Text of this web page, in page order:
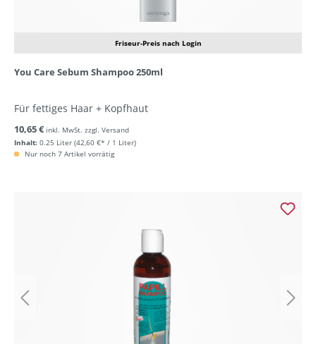
Friseur-Preis nach Login
You Care Sebum Shampoo 250ml
Für fettiges Haar + Kopfhaut
Inhalt: 0.25 Liter (42,60 €* / 1 Liter)
10,65 € inkl. MwSt. zzgl. Versand
Nur noch 7 Artikel vorrätig